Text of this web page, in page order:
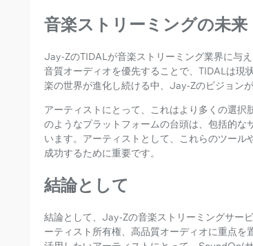
音楽ストリーミングの未来
Jay-ZのTIDALが音楽ストリーミング業界に与
音質オーディオを優先することで、TIDALは現
楽の世界が進化し続ける中、Jay-Zのビジョン
アーティストにとって、これはより多くの選
のようなプラットフォームの台頭は、包括的
います。アーティストとして、これらのツー
成功するために重要です。
結論として
結論として、Jay-Zの音楽ストリーミングサー
ーティスト所有権、高品質オーディオに重点